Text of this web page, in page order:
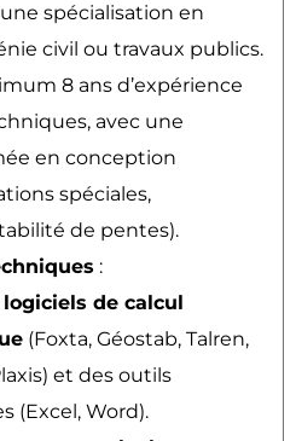
spécialisation en
civil ou travaux publics.
8 ans d’expérience
avec une
en conception
spéciales,
de pentes).
:
logiciels de calcul
(Foxta, Géostab, Talren,
et des outils
(Excel, Word).